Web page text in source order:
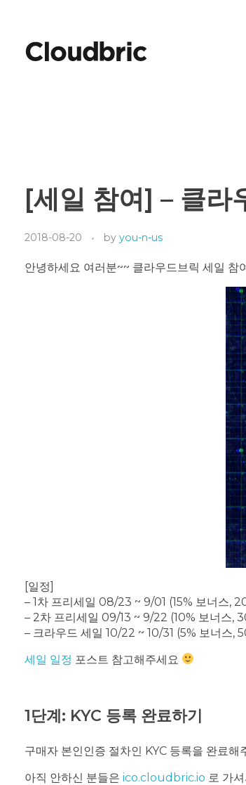
[세일 참여] – 클라
2018-08-20 by you-n-us
안녕하세요 여러분~~ 클라우드브릭 세일 참
[일정]
– 1차 프리세일 08/23 ~ 9/01 (15% 보너스,
– 2차 프리세일 09/13 ~ 9/22 (10% 보너스,
– 크라우드 세일 10/22 ~ 10/31 (5% 보너스,
세일 일정 포스트 참고해주세요
1단계: KYC 등록 완료하기
구매자 본인인증 절차인 KYC 등록을 완료해
아직 안하신 분들은 ico.cloudbric.io 로 가